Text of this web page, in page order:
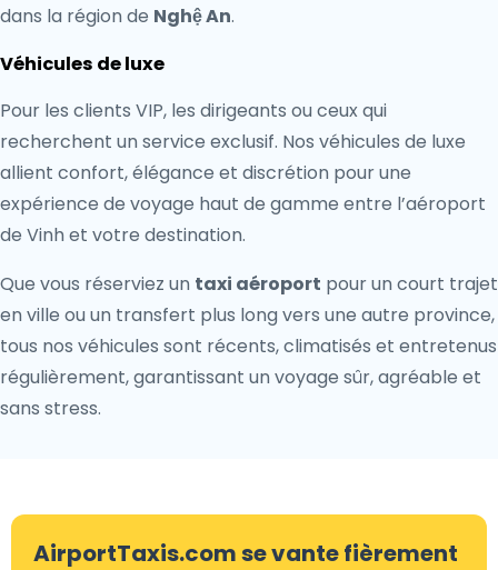
dans la région de Nghệ An.
Véhicules de luxe
Pour les clients VIP, les dirigeants ou ceux qui
recherchent un service exclusif. Nos véhicules de luxe
allient confort, élégance et discrétion pour une
expérience de voyage haut de gamme entre l’aéroport
de Vinh et votre destination.
Que vous réserviez un taxi aéroport pour un court trajet
en ville ou un transfert plus long vers une autre province,
tous nos véhicules sont récents, climatisés et entretenus
régulièrement, garantissant un voyage sûr, agréable et
sans stress.
AirportTaxis.com se vante fièrement